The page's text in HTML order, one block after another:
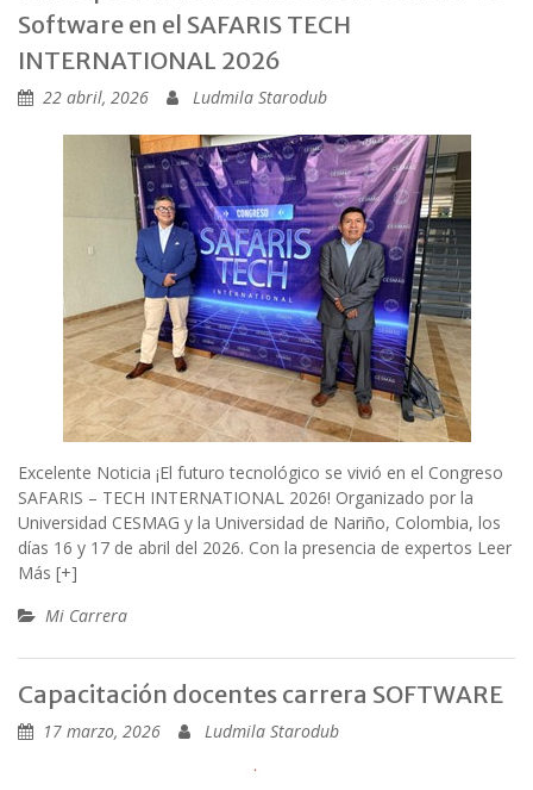
Software en el SAFARIS TECH
INTERNATIONAL 2026
22 abril, 2026 Ludmila Starodub
Excelente Noticia ¡El futuro tecnológico se vivió en el Congreso
SAFARIS – TECH INTERNATIONAL 2026! Organizado por la
Universidad CESMAG y la Universidad de Nariño, Colombia, los
días 16 y 17 de abril del 2026. Con la presencia de expertos Leer
Más [+]
Mi Carrera
Capacitación docentes carrera SOFTWARE
17 marzo, 2026 Ludmila Starodub